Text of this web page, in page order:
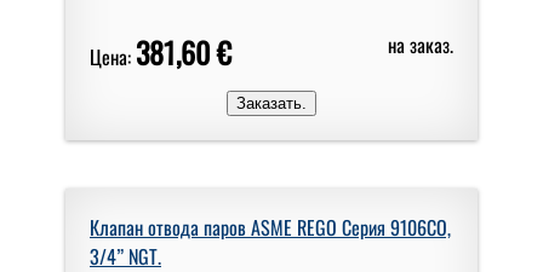
Цена: 381,60 € на заказ.
Клапан отвода паров ASME REGO Серия 9106CO,
3/4” NGT.